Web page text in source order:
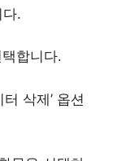
.
택합니다.
삭제’ 옵션